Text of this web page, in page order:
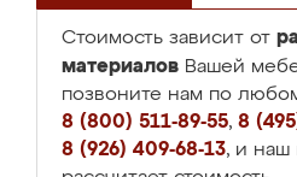
Стоимость зависит от
материалов Вашей
позвоните нам по
8 (800) 511-89-55, 8
8 (926) 409-68-13, и наш